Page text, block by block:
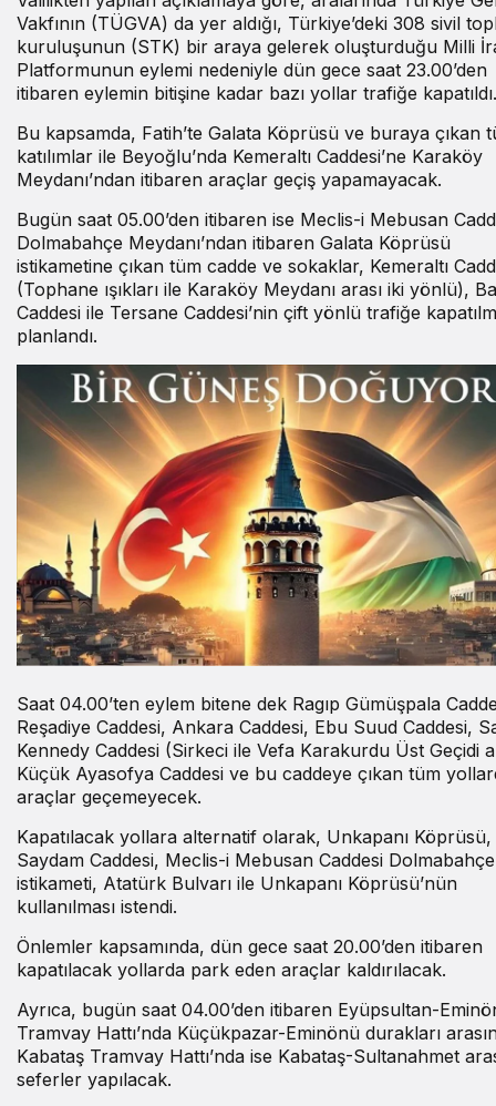
Vakfının (TÜGVA) da yer aldığı, Türkiye’deki 308 sivil
kuruluşunun (STK) bir araya gelerek oluşturduğu Milli
Platformunun eylemi nedeniyle dün gece saat 23.00’den
itibaren eylemin bitişine kadar bazı yollar trafiğe kapatıldı.
Bu kapsamda, Fatih’te Galata Köprüsü ve buraya çıkan
katılımlar ile Beyoğlu’nda Kemeraltı Caddesi’ne Karaköy
Meydanı’ndan itibaren araçlar geçiş yapamayacak.
Bugün saat 05.00’den itibaren ise Meclis-i Mebusan
Dolmabahçe Meydanı’ndan itibaren Galata Köprüsü
istikametine çıkan tüm cadde ve sokaklar, Kemeraltı
(Tophane ışıkları ile Karaköy Meydanı arası iki yönlü),
Caddesi ile Tersane Caddesi’nin çift yönlü trafiğe
planlandı.
Saat 04.00’ten eylem bitene dek Ragıp Gümüşpala
Reşadiye Caddesi, Ankara Caddesi, Ebu Suud Caddesi,
Kennedy Caddesi (Sirkeci ile Vefa Karakurdu Üst Geçidi
Küçük Ayasofya Caddesi ve bu caddeye çıkan tüm
araçlar geçemeyecek.
Kapatılacak yollara alternatif olarak, Unkapanı Köprüsü,
Saydam Caddesi, Meclis-i Mebusan Caddesi Dolmabahçe
istikameti, Atatürk Bulvarı ile Unkapanı Köprüsü’nün
kullanılması istendi.
Önlemler kapsamında, dün gece saat 20.00’den itibaren
kapatılacak yollarda park eden araçlar kaldırılacak.
Ayrıca, bugün saat 04.00’den itibaren Eyüpsultan-
Tramvay Hattı’nda Küçükpazar-Eminönü durakları
Kabataş Tramvay Hattı’nda ise Kabataş-Sultanahmet
seferler yapılacak.